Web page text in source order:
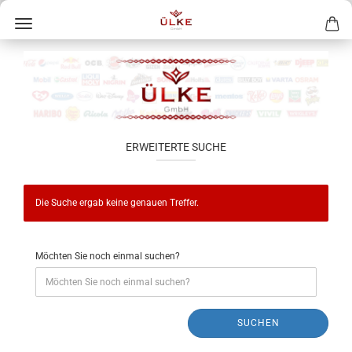
ERWEITERTE SUCHE
Die Suche ergab keine genauen Treffer.
Möchten Sie noch einmal suchen?
SUCHEN